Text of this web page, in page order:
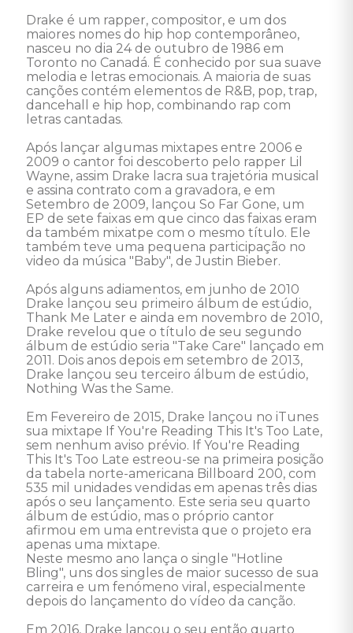
Drake é um rapper, compositor, e um dos
maiores nomes do hip hop contemporâneo,
nasceu no dia 24 de outubro de 1986 em
Toronto no Canadá. É conhecido por sua suave
melodia e letras emocionais. A maioria de suas
canções contém elementos de R&B, pop, trap,
dancehall e hip hop, combinando rap com
letras cantadas.
Após lançar algumas mixtapes entre 2006 e
2009 o cantor foi descoberto pelo rapper Lil
Wayne, assim Drake lacra sua trajetória musical
e assina contrato com a gravadora, e em
Setembro de 2009, lançou So Far Gone, um
EP de sete faixas em que cinco das faixas eram
da também mixatpe com o mesmo título. Ele
também teve uma pequena participação no
video da música "Baby", de Justin Bieber.
Após alguns adiamentos, em junho de 2010
Drake lançou seu primeiro álbum de estúdio,
Thank Me Later e ainda em novembro de 2010,
Drake revelou que o título de seu segundo
álbum de estúdio seria "Take Care" lançado em
2011. Dois anos depois em setembro de 2013,
Drake lançou seu terceiro álbum de estúdio,
Nothing Was the Same.
Em Fevereiro de 2015, Drake lançou no iTunes
sua mixtape If You're Reading This It's Too Late,
sem nenhum aviso prévio. If You're Reading
This It's Too Late estreou-se na primeira posição
da tabela norte-americana Billboard 200, com
535 mil unidades vendidas em apenas três dias
após o seu lançamento. Este seria seu quarto
álbum de estúdio, mas o próprio cantor
afirmou em uma entrevista que o projeto era
apenas uma mixtape.
Neste mesmo ano lança o single "Hotline
Bling", uns dos singles de maior sucesso de sua
carreira e um fenómeno viral, especialmente
depois do lançamento do vídeo da canção.
Em 2016, Drake lançou o seu então quarto